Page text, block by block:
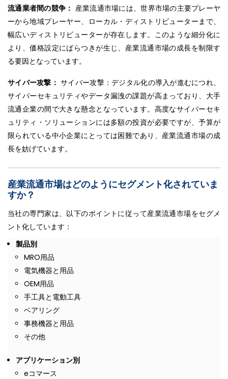
流通業者間の競争： 産業流通市場には、世界市場の主要プレーヤ
ーから地域プレーヤー、ローカル・ディストリビューターまで、
幅広いディストリビューターが存在します。このような細分化に
より、価格設定にばらつきが生じ、産業流通市場の成長を制限す
る要因となっています。
サイバー攻撃： サイバー攻撃：デジタル化の導入が進むにつれ、
サイバーセキュリティやデータ漏洩の課題が高まっており、大手
流通企業の間で大きな懸念となっています。高度なサイバーセキ
ュリティ・ソリューションには多額の投資が必要ですが、予算が
限られている中小企業にとっては困難であり、産業流通市場の成
長を妨げています。
産業流通市場はどのようにセグメント化されていま
すか？
当社の専門家は、以下のポイントに従って産業流通市場をセグメ
ント化しています：
製品別
MRO用品
電気機器と用品
OEM用品
手工具と電動工具
ベアリング
事務機器と用品
その他
アプリケーション別
eコマース